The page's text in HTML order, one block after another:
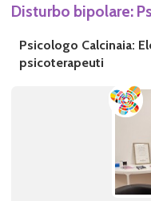
Disturbo bipolare:
Psicologo Calcinaia:
psicoterapeuti